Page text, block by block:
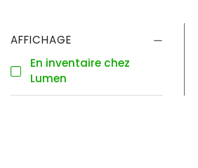
AFFICHAGE
En inventaire chez
Lumen